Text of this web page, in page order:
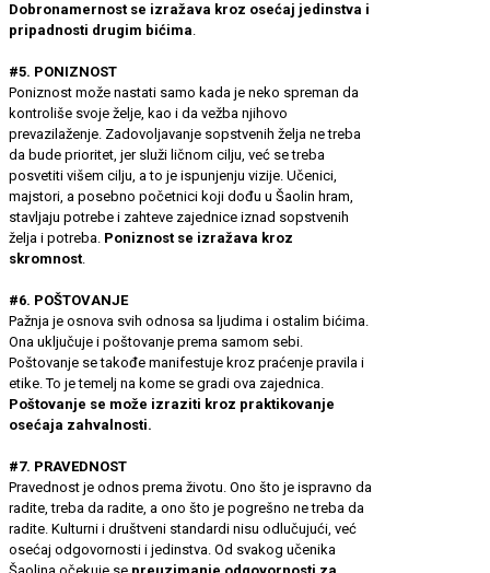
Dobronamernost se izražava kroz osećaj jedinstva i
pripadnosti drugim bićima.
#5. PONIZNOST
Poniznost može nastati samo kada je neko spreman da
kontroliše svoje želje, kao i da vežba njihovo
prevazilaženje. Zadovoljavanje sopstvenih želja ne treba
da bude prioritet, jer služi ličnom cilju, već se treba
posvetiti višem cilju, a to je ispunjenju vizije. Učenici,
majstori, a posebno početnici koji dođu u Šaolin hram,
stavljaju potrebe i zahteve zajednice iznad sopstvenih
želja i potreba. Poniznost se izražava kroz
skromnost.
#6. POŠTOVANJE
Pažnja je osnova svih odnosa sa ljudima i ostalim bićima.
Ona uključuje i poštovanje prema samom sebi.
Poštovanje se takođe manifestuje kroz praćenje pravila i
etike. To je temelj na kome se gradi ova zajednica.
Poštovanje se može izraziti kroz praktikovanje
osećaja zahvalnosti.
#7. PRAVEDNOST
Pravednost je odnos prema životu. Ono što je ispravno da
radite, treba da radite, a ono što je pogrešno ne treba da
radite. Kulturni i društveni standardi nisu odlučujući, već
osećaj odgovornosti i jedinstva. Od svakog učenika